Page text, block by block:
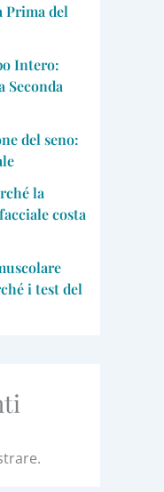
Prima del
Intero:
Seconda
del seno:
la
costa
i test del